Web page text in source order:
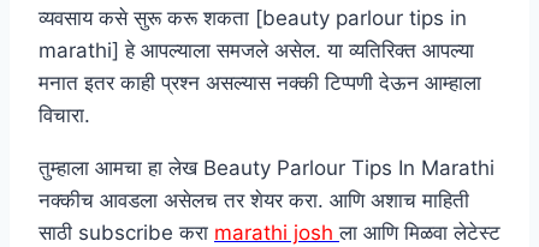
व्यवसाय कसे सुरू करू शकता [beauty parlour tips in
marathi] हे आपल्याला समजले असेल. या व्यतिरिक्त आपल्या
मनात इतर काही प्रश्न असल्यास नक्की टिप्पणी देऊन आम्हाला
विचारा.
तुम्हाला आमचा हा लेख Beauty Parlour Tips In Marathi
नक्कीच आवडला असेलच तर शेयर करा. आणि अशाच माहिती
साठी subscribe करा marathi joshला आणि मिळवा लेटेस्ट